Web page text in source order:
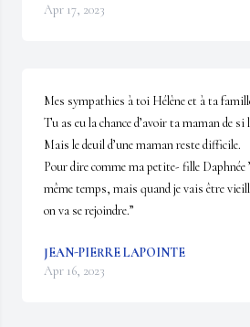
Apr 17, 2023
Mes sympathies à toi Hélène et à ta
Tu as eu la chance d’avoir ta maman de si
Mais le deuil d’une maman reste difficile.
Pour dire comme ma petite- fille Daphnée
même temps, mais quand je vais être
on va se rejoindre.”
JEAN-PIERRE LAPOINTE
Apr 16, 2023